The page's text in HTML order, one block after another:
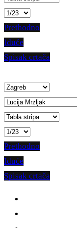
Prethodno
Iduće
Spisak crtača
Prethodno
Iduće
Spisak crtača